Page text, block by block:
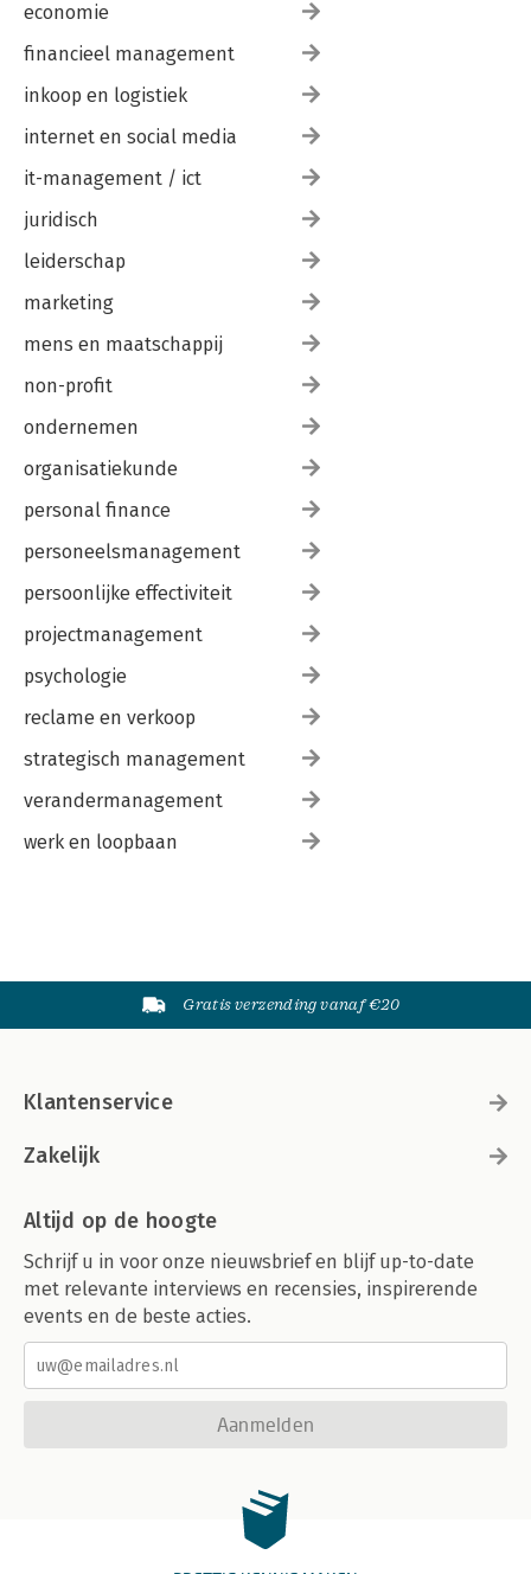
economie
financieel management
inkoop en logistiek
internet en social media
it-management / ict
juridisch
leiderschap
marketing
mens en maatschappij
non-profit
ondernemen
organisatiekunde
personal finance
personeelsmanagement
persoonlijke effectiviteit
projectmanagement
psychologie
reclame en verkoop
strategisch management
verandermanagement
werk en loopbaan
Gratis verzending vanaf €20
Klantenservice
Zakelijk
Altijd op de hoogte
Schrijf u in voor onze nieuwsbrief en blijf up-to-date
met relevante interviews en recensies, inspirerende
events en de beste acties.
Aanmelden